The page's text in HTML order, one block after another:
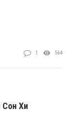
1 564
Хи